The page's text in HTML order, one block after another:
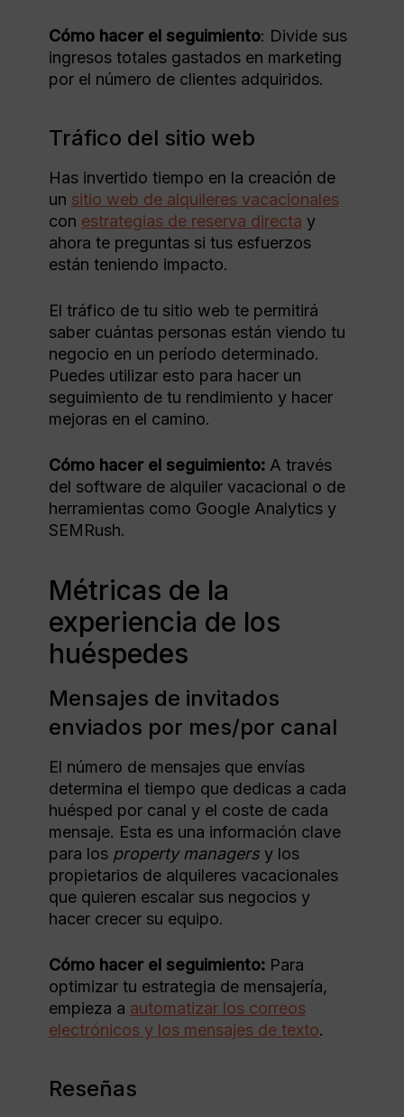
Cómo hacer el seguimiento: Divide sus
ingresos totales gastados en marketing
por el número de clientes adquiridos.
Tráfico del sitio web
Has invertido tiempo en la creación de
un sitio web de alquileres vacacionales
con estrategias de reserva directa y
ahora te preguntas si tus esfuerzos
están teniendo impacto.
El tráfico de tu sitio web te permitirá
saber cuántas personas están viendo tu
negocio en un período determinado.
Puedes utilizar esto para hacer un
seguimiento de tu rendimiento y hacer
mejoras en el camino.
Cómo hacer el seguimiento:A través
del software de alquiler vacacional o de
herramientas como Google Analytics y
SEMRush.
Métricas de la
experiencia de los
huéspedes
Mensajes de invitados
enviados por mes/por canal
El número de mensajes que envías
determina el tiempo que dedicas a cada
huésped por canal y el coste de cada
mensaje. Esta es una información clave
para los property managersy los
propietarios de alquileres vacacionales
que quieren escalar sus negocios y
hacer crecer su equipo.
Cómo hacer el seguimiento:Para
optimizar tu estrategia de mensajería,
empieza a automatizar los correos
electrónicos y los mensajes de texto.
Reseñas